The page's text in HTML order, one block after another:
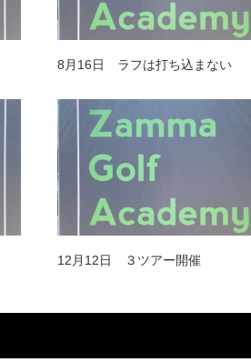
8月16日 ラフは打ち込まない
12月12日 ３ツアー開催